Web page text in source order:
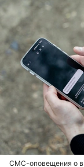
СМС-оповещения о